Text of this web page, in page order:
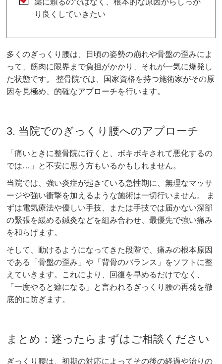
薬に頼るのではなく、根本的な原因からしっか
り良くしていきたい
多くのぎっくり腰は、日頃の姿勢の崩れや骨盤の歪みによ
って、筋肉に限界まで負担がかかり、それが一気に爆発し
た状態です。 整骨院では、国家資格を持つ施術家がその原
因を見極め、的確なアプローチを行います。
3. 当院でのぎっくり腰へのアプローチ
「痛いときに整骨院に行くと、ボキボキされて悪化するの
では…」と不安に思う方もいるかもしれません。
当院では、強い炎症が起きている急性期に、無理なマッサ
ージや強い衝撃を加えるような施術は一切行いません。 ま
ずは電気療法や優しい手技、または手技では届かない深部
の緊張を緩める鍼灸などを組み合わせ、最優先で強い痛み
を和らげます。
そして、動けるようになってきた段階で、痛みの根本原因
である「骨盤の歪み」や「背骨のバランス」をソフトに整
えていきます。これにより、回復を早めるだけでなく、
「一度やると癖になる」と言われるぎっくり腰の再発を徹
底的に防ぎます。
まとめ：迷ったらまずはご相談ください
ぎっくり腰は、初期の対応によってその後の経過や治りの